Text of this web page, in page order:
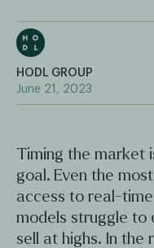
HODL GROUP
June 21, 2023
Timing the market
goal. Even the
access to real-
models struggle to
sell at highs. In the